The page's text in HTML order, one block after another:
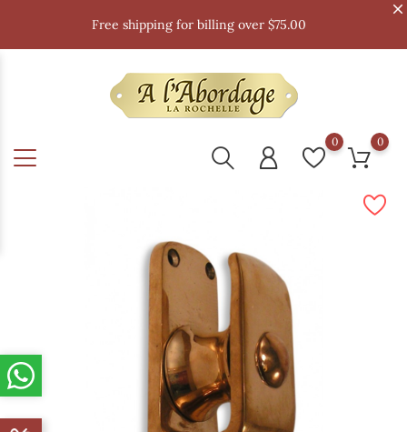
Free shipping for billing over $75.00
0 0